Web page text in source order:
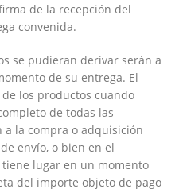
de la recepción del
convenida.
se pudieran derivar serán a
de su entrega. El
los productos cuando
de todas las
la compra o adquisición
envío, o bien en el
lugar en un momento
del importe objeto de pago